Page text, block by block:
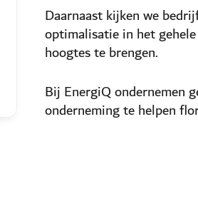
Daarnaast kijken we
optimalisatie in het
hoogtes te brengen.
Bij EnergiQ ondernemen
onderneming te helpen